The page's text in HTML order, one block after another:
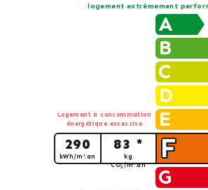
logement extrêmement
A
B
C
D
E
F
290
kWh/m².an
83 *
kg
CO2/m².an
Logement à consommation
énergétique excessive
G